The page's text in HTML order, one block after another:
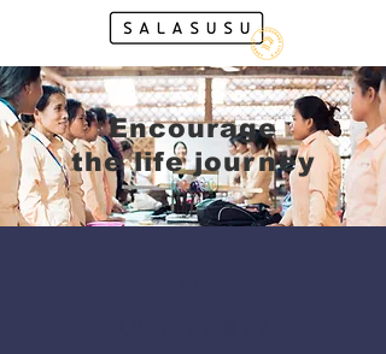
Encourage
the life journey